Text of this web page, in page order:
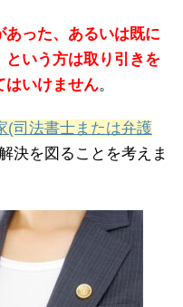
あった、あるいは既に
という方は取り引きを
はいけません。
(司法書士または弁護
決を図ることを考えま